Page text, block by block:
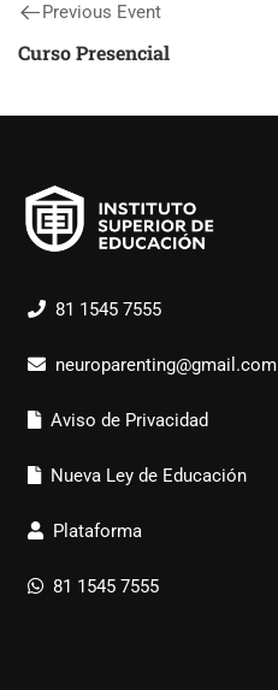
Previous Event
Curso Presencial
81 1545 7555
neuroparenting@gmail.com
Aviso de Privacidad
Nueva Ley de Educación
Plataforma
81 1545 7555